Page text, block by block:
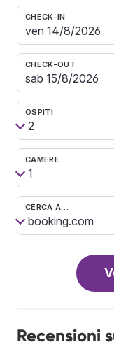
CHECK-IN
CHECK-OUT
OSPITI
CAMERE
CERCA A…
Recensioni